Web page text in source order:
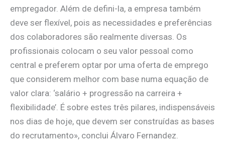
empregador. Além de defini-la, a empresa também
deve ser flexível, pois as necessidades e preferências
dos colaboradores são realmente diversas. Os
profissionais colocam o seu valor pessoal como
central e preferem optar por uma oferta de emprego
que considerem melhor com base numa equação de
valor clara: ‘salário + progressão na carreira +
flexibilidade’. É sobre estes três pilares, indispensáveis
nos dias de hoje, que devem ser construídas as bases
do recrutamento», conclui Álvaro Fernandez.